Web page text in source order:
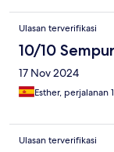
Ulasan terverifikasi
10/10
17 Nov 2024
Esther, perjalanan
Ulasan terverifikasi